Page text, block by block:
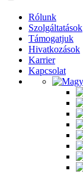
Rólunk
Szolgáltatások
Támogatjuk
Hivatkozások
Karrier
Kapcsolat